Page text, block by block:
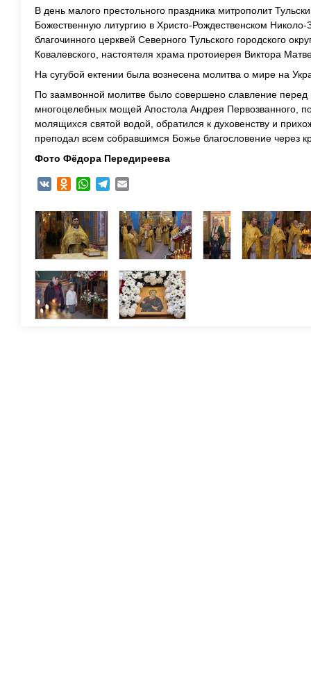
В день малого престольного праздника митрополит
Божественную литургию в Христо-Рождественском
благочинного церквей Северного Тульского городского
Ковалевского, настоятеля храма протоиерея Виктора
На сугубой ектении была вознесена молитва о мире на
По заамвонной молитве было совершено славление перед
многоцелебных мощей Апостола Андрея Первозванного,
молящихся святой водой, обратился к духовенству и
преподал всем собравшимся Божье благословение через
Фото Фёдора Передиреева
VK Odnoklassniki
WhatsAppTelegram